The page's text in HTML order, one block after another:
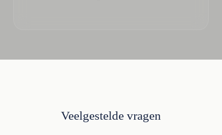
Veelgestelde vragen